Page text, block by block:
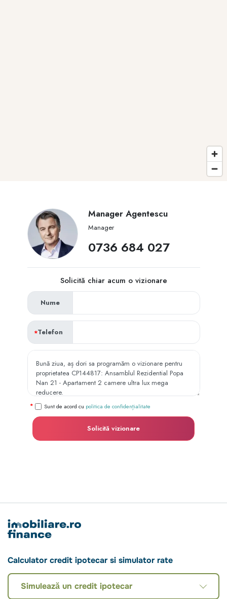
Manager Agentescu
Manager
‭0736 684 027‬
Solicită chiar acum o vizionare
Nume
Telefon
Sunt de acord cu politica de confidențialitate
Solicită vizionare